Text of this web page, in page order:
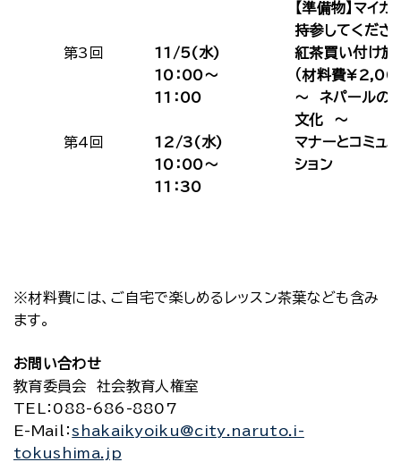
【準備物】マイカ
持参してくださ
第3回
11/5(水)
10：00～
11：00
紅茶買い付け旅
（材料費
～ ネパールの
文化 ～
第4回
12/3(水)
10：00～
11：30
マナーとコミュ
ション
※材料費には、ご自宅で楽しめるレッスン茶葉なども含み
ます。
お問い合わせ
教育委員会 社会教育人権室
TEL
：088-686-8807
E-Mail
： shakaikyoiku@city.naruto.i-
tokushima.jp